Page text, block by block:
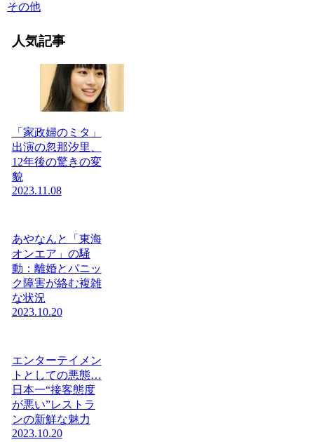
その他
人気記事
「家政婦のミタ」
出演の忽那汐里、
12年後の驚きの変
貌
2023.11.08
あやなんと「東海
オンエア」の騒
動：離婚とパニッ
ク障害が絡む複雑
な状況
2023.10.20
エンターテイメン
トとしての悪態…
日本一“接客態度
が悪い”レストラ
ンの新鮮な魅力
2023.10.20